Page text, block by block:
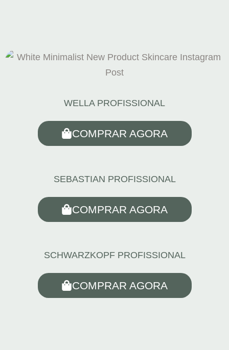
WELLA PROFISSIONAL
COMPRAR AGORA
SEBASTIAN PROFISSIONAL
COMPRAR AGORA
SCHWARZKOPF PROFISSIONAL
COMPRAR AGORA